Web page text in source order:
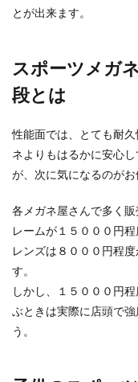
とが出来ます。
スポーツメガ
段とは
性能面では、とても耐
ネよりもはるかに安心
が、次に気になるのがお
各メガネ屋さんで多く
レームが１５０００円
レンズは８０００円程
す。
しかし、１５０００円
ぶときは実際に店頭で
う。